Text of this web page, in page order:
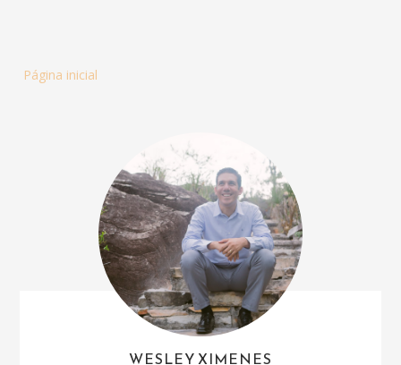
Página inicial
WESLEY XIMENES